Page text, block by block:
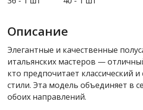
Описание
Элегантные и качественные
итальянских мастеров —
кто предпочитает классический
стили. Эта модель объединяет в
обоих направлений.